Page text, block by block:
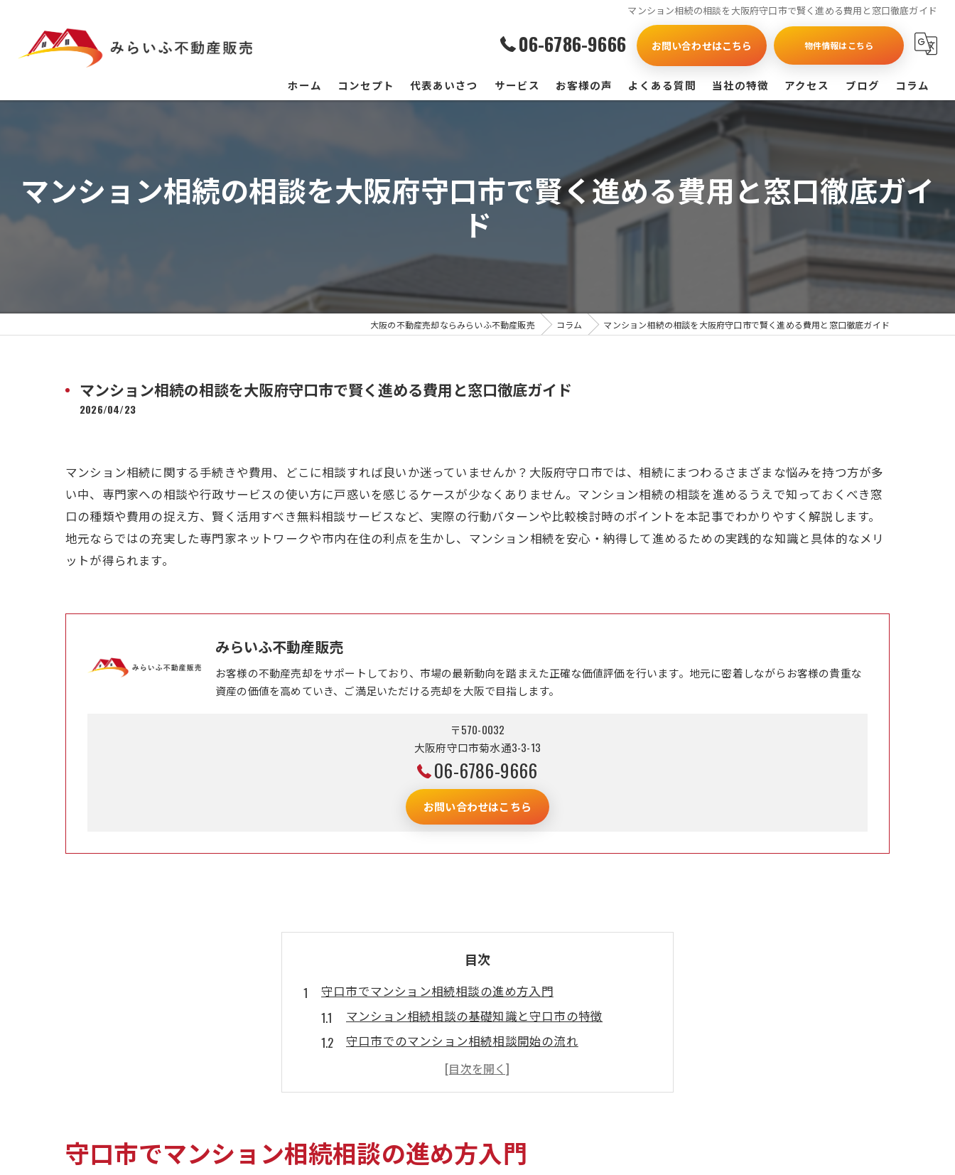
マンション相続の相談を大阪府守口市で賢く進める費用と窓口徹底ガイド
06-6786-9666 お問い合わせはこちら 物件情報はこちら
ホーム コンセプト 代表あいさつ サービス お客様の声 よくある質問 当社の特徴
買取
戸建て
マンション
アクセス ブログ コラム
マンション相続の相談を大阪府守口市で賢く進める費用と窓口徹底ガイ
ド
大阪の不動産売却ならみらいふ不動産販売 コラム マンション相続の相談を大阪府守口市で賢く進める費用と窓口徹底ガイド
マンション相続の相談を大阪府守口市で賢く進める費用と窓口徹底ガイド
2026/04/23
マンション相続に関する手続きや費用、どこに相談すれば良いか迷っていませんか？大阪府守口市では、相続にまつわるさまざまな悩みを持つ方が多
い中、専門家への相談や行政サービスの使い方に戸惑いを感じるケースが少なくありません。マンション相続の相談を進めるうえで知っておくべき窓
口の種類や費用の捉え方、賢く活用すべき無料相談サービスなど、実際の行動パターンや比較検討時のポイントを本記事でわかりやすく解説します。
地元ならではの充実した専門家ネットワークや市内在住の利点を生かし、マンション相続を安心・納得して進めるための実践的な知識と具体的なメリ
ットが得られます。
みらいふ不動産販売
お客様の不動産売却をサポートしており、市場の最新動向を踏まえた正確な価値評価を行います。地元に密着しながらお客様の貴重な
資産の価値を高めていき、ご満足いただける売却を大阪で目指します。
〒570-0032
大阪府守口市菊水通3-3-13
06-6786-9666
お問い合わせはこちら
目次
守口市でマンション相続相談の進め方入門
マンション相続相談の基礎知識と守口市の特徴
守口市でのマンション相続相談開始の流れ
相続手続きをスムーズに進めるための準備
相談窓口選びで押さえるべきマンション相続の要点
無料相談を活用したマンション相続の安心術
守口市の無料相談窓口で始めるマンション相続対策
守口市でマンション相続相談の進め方入門